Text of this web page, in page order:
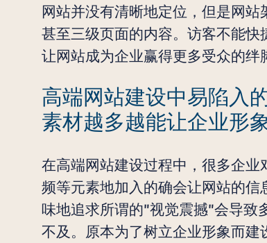
网站并没有清晰地定位，但是网
甚至三级页面的内容。访客不能
让网站成为企业赢得更多受众的绊
高端网站建设中易陷入
素材越多越能让企业形
在高端网站建设过程中，很多企
频等元素地加入的确会让网站的
味地追求所谓的"视觉震撼"会导致
不及。原本为了树立企业形象而